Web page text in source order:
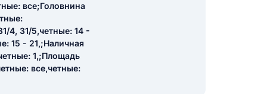
все;Головнина
4, 31/5,четные: 14 -
15 - 21,;Наличная
1,;Площадь
все,четные: